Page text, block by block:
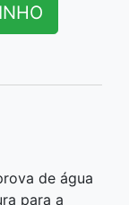
de água
para a